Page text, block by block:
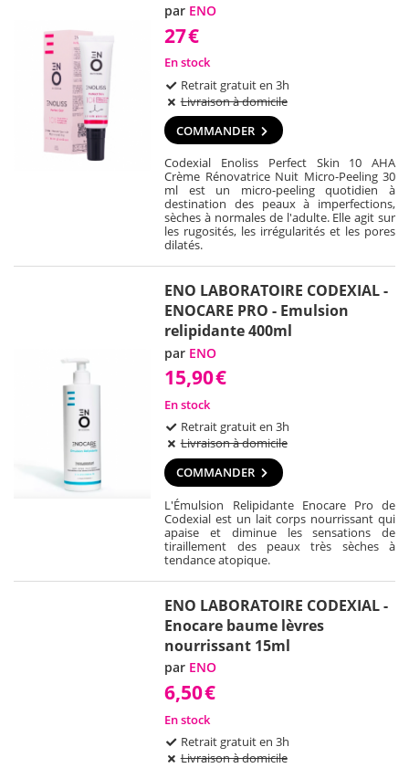
par ENO
27€
En stock
Retrait gratuit en 3h
Livraison à domicile
COMMANDER
Codexial Enoliss Perfect Skin 10 AHA
Crème Rénovatrice Nuit Micro-Peeling 30
ml est un micro-peeling quotidien à
destination des peaux à imperfections,
sèches à normales de l'adulte. Elle agit sur
les rugosités, les irrégularités et les pores
dilatés.
ENO LABORATOIRE CODEXIAL -
ENOCARE PRO - Emulsion
relipidante 400ml
par ENO
15,90€
En stock
Retrait gratuit en 3h
Livraison à domicile
COMMANDER
L'Émulsion Relipidante Enocare Pro de
Codexial est un lait corps nourrissant qui
apaise et diminue les sensations de
tiraillement des peaux très sèches à
tendance atopique.
ENO LABORATOIRE CODEXIAL -
Enocare baume lèvres
nourrissant 15ml
par ENO
6,50€
En stock
Retrait gratuit en 3h
Livraison à domicile